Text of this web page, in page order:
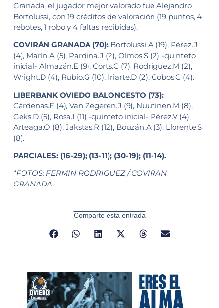
Granada, el jugador mejor valorado fue Alejandro
Bortolussi, con 19 créditos de valoración (19 puntos, 4
rebotes, 1 robo y 4 faltas recibidas).
COVIRÁN GRANADA (70): Bortolussi.A (19), Pérez.J
(4), Marín.A (5), Pardina.J (2), Olmos.S (2) -quinteto
inicial- Almazán.E (9), Corts.C (7), Rodríguez.M (2),
Wright.D (4), Rubio.G (10), Iriarte.D (2), Cobos.C (4).
LIBERBANK OVIEDO BALONCESTO (73):
Cárdenas.F (4), Van Zegeren.J (9), Nuutinen.M (8),
Geks.D (6), Rosa.I (11) -quinteto inicial- Pérez.V (4),
Arteaga.O (8), Jakstas.R (12), Bouzán.A (3), Llorente.S
(8).
PARCIALES: (16-29); (13-11); (30-19); (11-14).
*FOTOS: FERMIN RODRIGUEZ / COVIRAN
GRANADA
Comparte esta entrada